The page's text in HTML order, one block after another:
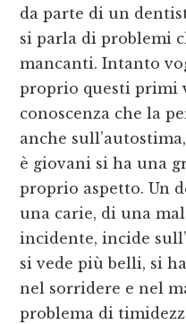
da parte di un
si parla di problemi
mancanti. Intanto
proprio questi primi
conoscenza che la
anche
è giovani si ha una
proprio aspetto. Un
una carie, di una
incidente, incide
si vede più belli, si
nel sorridere e nel
problema di